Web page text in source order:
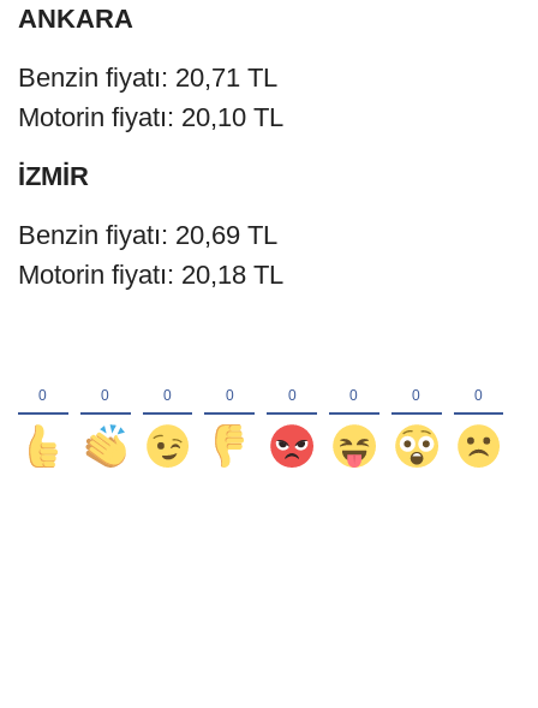
ANKARA
Benzin fiyatı: 20,71 TL
Motorin fiyatı: 20,10 TL
İZMİR
Benzin fiyatı: 20,69 TL
Motorin fiyatı: 20,18 TL